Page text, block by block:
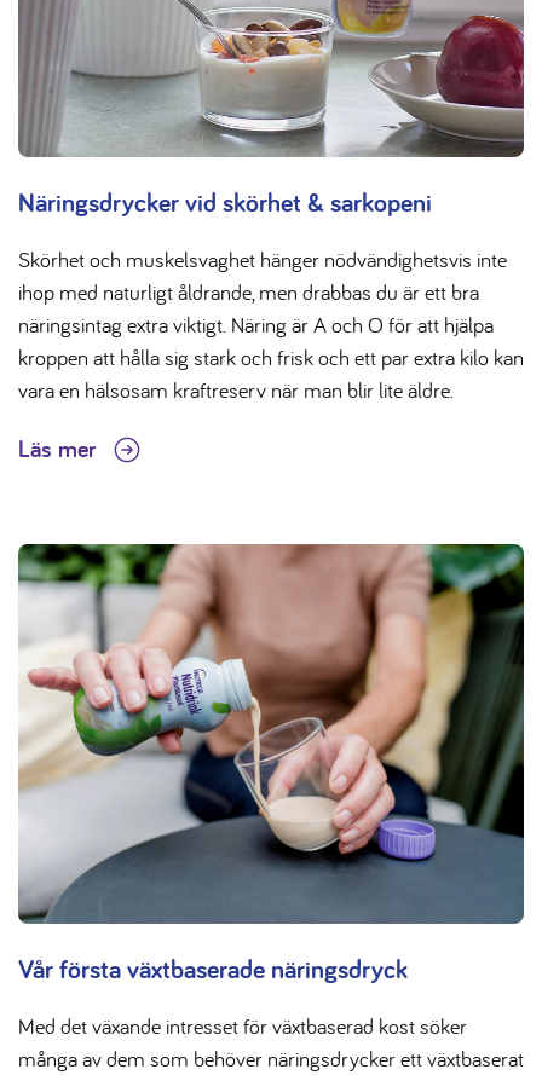
Näringsdrycker vid skörhet & sarkopeni
Skörhet och muskelsvaghet hänger nödvändighetsvis inte
ihop med naturligt åldrande, men drabbas du är ett bra
näringsintag extra viktigt. Näring är A och O för att hjälpa
kroppen att hålla sig stark och frisk och ett par extra kilo kan
vara en hälsosam kraftreserv när man blir lite äldre.
Läs mer
Vår första växtbaserade näringsdryck
Med det växande intresset för växtbaserad kost söker
många av dem som behöver näringsdrycker ett växtbaserat